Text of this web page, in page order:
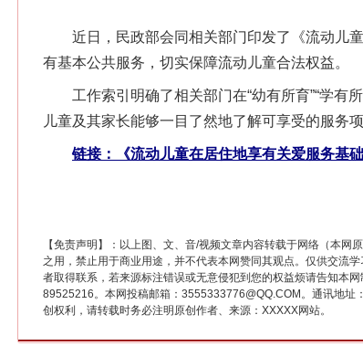
近日，民政部会同相关部门印发了《流动儿童
有基本公共服务，切实保障流动儿童合法权益。
工作索引明确了相关部门在“幼有所育”“学有所
儿童及其家长能够一目了然地了解可享受的服务
链接：《流动儿童在居住地享有关爱服务基
【免责声明】：以上图、文、音/视频文章内容转载于网络（本
之用，禁止用于商业用途，并不代表本网赞同其观点。仅供交流
者取得联系，若来源标注错误或无意侵犯到您的权益烦请告知本
89525216。本网投稿邮箱：3555333776@QQ.COM。通讯地址
创权利，请转载时务必注明原创作者、来源：XXXXX网站。
这是一记警钟！